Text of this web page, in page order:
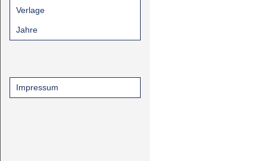
Verlage
Jahre
Impressum